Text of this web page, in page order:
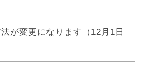
が変更になります（12月1日